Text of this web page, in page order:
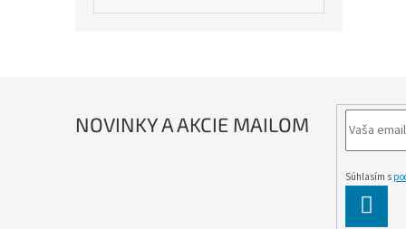
NOVINKY A AKCIE MAILOM
Súhlasím s
SE